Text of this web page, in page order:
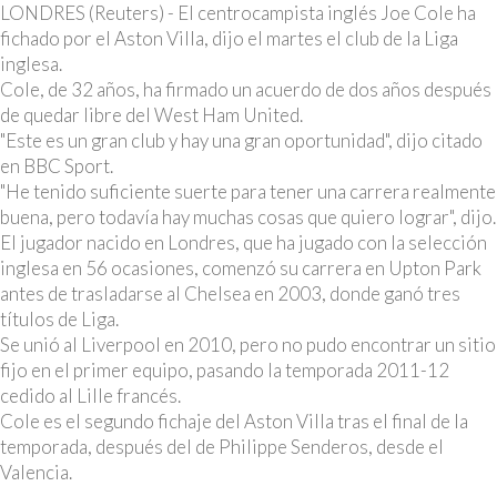
LONDRES (Reuters) - El centrocampista inglés Joe Cole ha
fichado por el Aston Villa, dijo el martes el club de la Liga
inglesa.
Cole, de 32 años, ha firmado un acuerdo de dos años después
de quedar libre del West Ham United.
"Este es un gran club y hay una gran oportunidad", dijo citado
en BBC Sport.
"He tenido suficiente suerte para tener una carrera realmente
buena, pero todavía hay muchas cosas que quiero lograr", dijo.
El jugador nacido en Londres, que ha jugado con la selección
inglesa en 56 ocasiones, comenzó su carrera en Upton Park
antes de trasladarse al Chelsea en 2003, donde ganó tres
títulos de Liga.
Se unió al Liverpool en 2010, pero no pudo encontrar un sitio
fijo en el primer equipo, pasando la temporada 2011-12
cedido al Lille francés.
Cole es el segundo fichaje del Aston Villa tras el final de la
temporada, después del de Philippe Senderos, desde el
Valencia.